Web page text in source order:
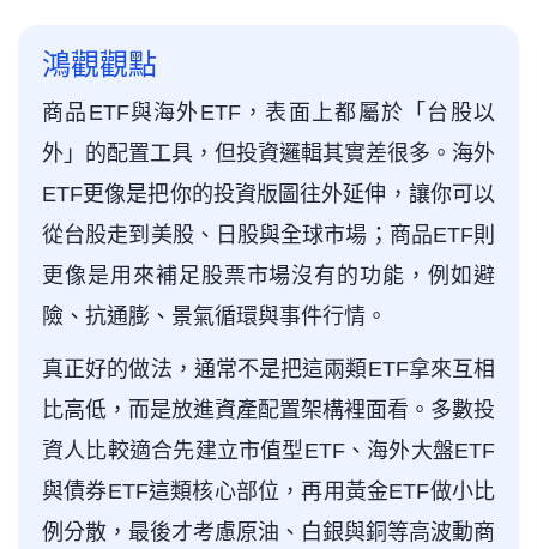
鴻觀觀點
商品ETF與海外ETF，表面上都屬於「台股以
外」的配置工具，但投資邏輯其實差很多。海外
ETF更像是把你的投資版圖往外延伸，讓你可以
從台股走到美股、日股與全球市場；商品ETF則
更像是用來補足股票市場沒有的功能，例如避
險、抗通膨、景氣循環與事件行情。
真正好的做法，通常不是把這兩類ETF拿來互相
比高低，而是放進資產配置架構裡面看。多數投
資人比較適合先建立市值型ETF、海外大盤ETF
與債券ETF這類核心部位，再用黃金ETF做小比
例分散，最後才考慮原油、白銀與銅等高波動商